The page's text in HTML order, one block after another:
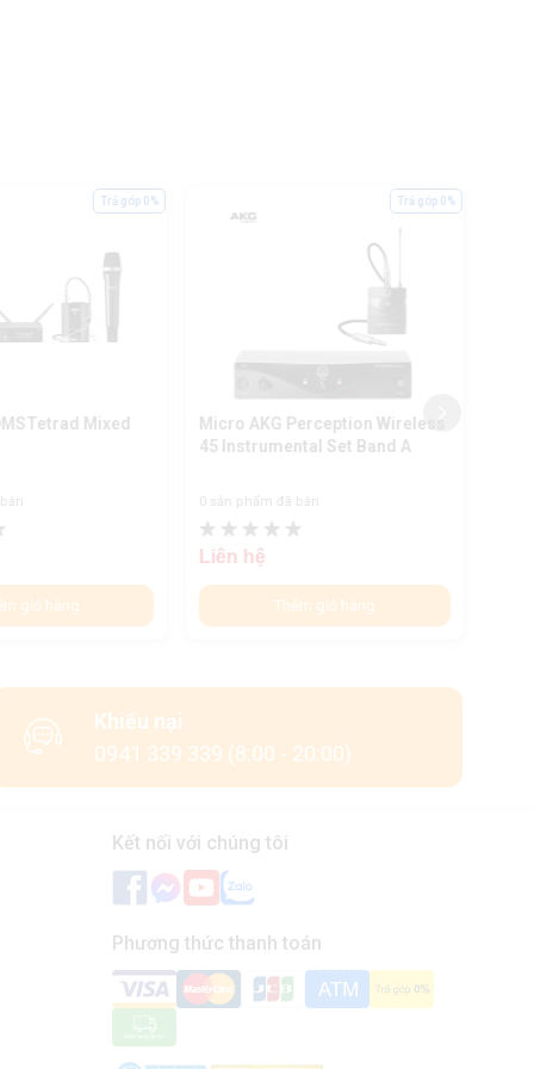
Mixed
giỏ hàng
Trả góp 0%
Micro AKG Perception Wireless
45 Instrumental Set Band A
0 sản phẩm đã bán
Liên hệ
Thêm giỏ hàng
Trả góp 0%
Khiếu nại
0941 339 339 (8:00 - 20:00)
Kết nối với chúng tôi
Phương thức thanh toán